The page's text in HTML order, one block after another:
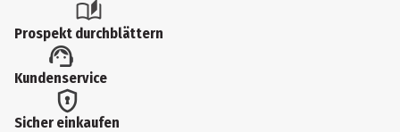
Artikelnummer des Herstellers
90794
Lizenz (spw)
Funko Anime
Prospekt durchblättern
Kundenservice
Sicher einkaufen